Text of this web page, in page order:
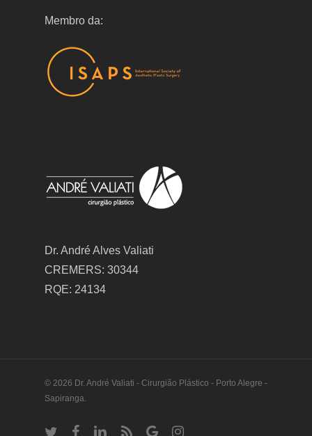
Membro da:
Dr. André Alves Valiati
CREMERS: 30344
RQE: 24134
© 2026 Dr. André Valiati - Cirurgião Plástico - Porto Alegre -
Sapiranga.
twitter facebooklinkedinRSS google-instagram